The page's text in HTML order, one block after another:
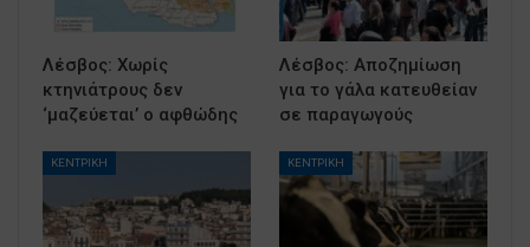
Λέσβος: Χωρίς
κτηνιάτρους δεν
‘μαζεύεται’ ο αφθώδης
Λέσβος: Αποζημίωση
για το γάλα κατευθείαν
σε παραγωγούς
ΚΕΝΤΡΙΚΗ ΚΕΝΤΡΙΚΗ